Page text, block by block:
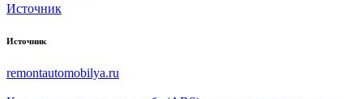
Источник
Источник
remontautomobilya.ru